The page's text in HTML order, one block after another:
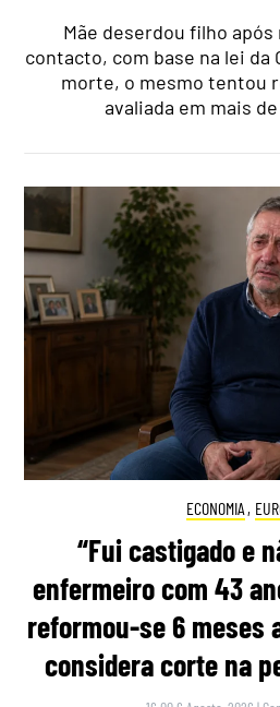
Mãe deserdou filho
contacto, com base na lei da
morte, o mesmo tentou
avaliada em mais
ECONOMIA ,
“Fui castigado e
enfermeiro com 43
reformou-se 6 meses
considera corte na